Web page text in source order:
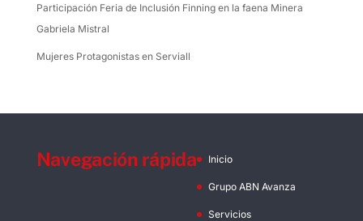
Participación Feria de Inclusión Finning en la faena Minera
Gabriela Mistral
Mujeres Protagonistas en Serviall
Navegación rápida Inicio
Grupo ABN Avanza
Servicios